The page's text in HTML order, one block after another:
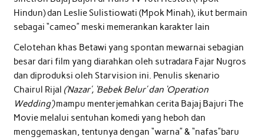
Hindun) dan Leslie Sulistiowati (Mpok Minah), ikut bermain
sebagai “cameo” meski memerankan karakter lain
Celotehan khas Betawi yang spontan mewarnai sebagian
besar dari film yang diarahkan oleh sutradara Fajar Nugros
dan diproduksi oleh Starvision ini. Penulis skenario
Chairul Rijal (‘Nazar’, ‘Bebek Belur’ dan ‘Operation
Wedding’)mampu menterjemahkan cerita Bajaj Bajuri The
Movie melalui sentuhan komedi yang heboh dan
menggemaskan, tentunya dengan “warna” & “nafas”baru